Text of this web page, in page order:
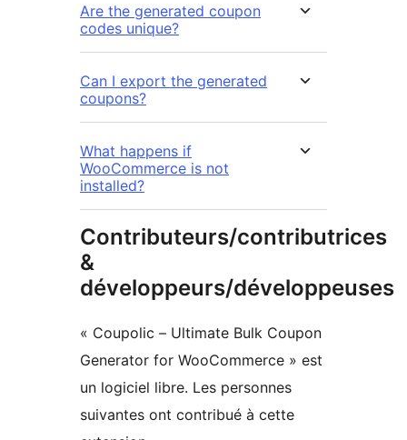
Are the generated coupon
codes unique?
Can I export the generated
coupons?
What happens if
WooCommerce is not
installed?
Contributeurs/contributrices
&
développeurs/développeuses
« Coupolic – Ultimate Bulk Coupon
Generator for WooCommerce » est
un logiciel libre. Les personnes
suivantes ont contribué à cette